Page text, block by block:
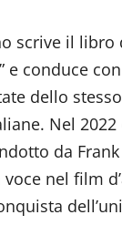
scrive il libro
conduce
dello
Nel
da
nel film